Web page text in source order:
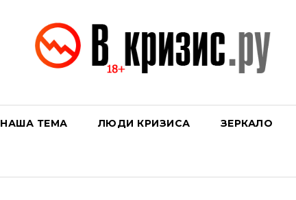
НАША ТЕМА ЛЮДИ КРИЗИСА ЗЕРКАЛО